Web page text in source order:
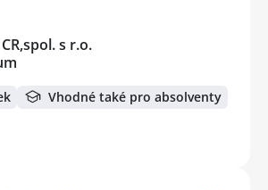
s r.o.
Vhodné také pro absolventy